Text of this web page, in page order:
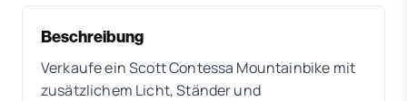
Beschreibung
Verkaufe ein Scott Contessa Mountainbike mit
zusätzlichem Licht, Ständer und